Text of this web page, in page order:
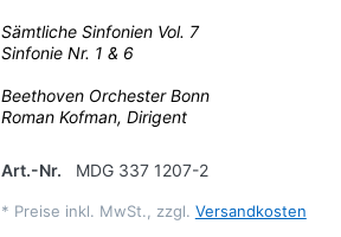
Sämtliche Sinfonien Vol. 7
Sinfonie Nr. 1 & 6
Beethoven Orchester Bonn
Roman Kofman, Dirigent
Art.-Nr. MDG 337 1207-2
* Preise inkl. MwSt., zzgl. Versandkosten